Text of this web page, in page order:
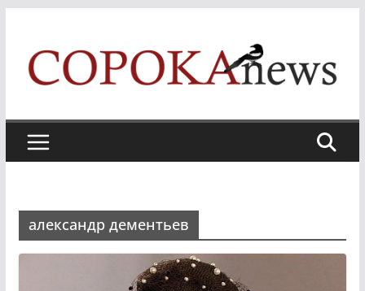
content
александр дементьев